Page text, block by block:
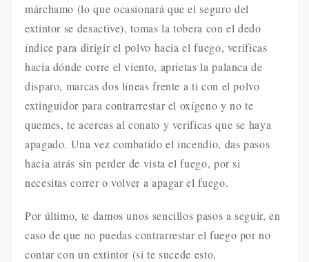
márchamo (lo que ocasionará que el seguro del
extintor se desactive), tomas la tobera con el dedo
índice para dirigir el polvo hacia el fuego, verificas
hacia dónde corre el viento, aprietas la palanca de
disparo, marcas dos líneas frente a ti con el polvo
extinguidor para contrarrestar el oxígeno y no te
quemes, te acercas al conato y verificas que se haya
apagado. Una vez combatido el incendio, das pasos
hacia atrás sin perder de vista el fuego, por si
necesitas correr o volver a apagar el fuego.
Por último, te damos unos sencillos pasos a seguir, en
caso de que no puedas contrarrestar el fuego por no
contar con un extintor (si te sucede esto,